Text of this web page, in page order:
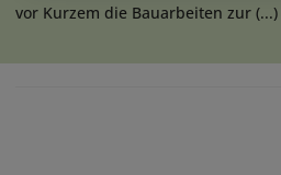
vor Kurzem die Bauarbeiten zur (...)